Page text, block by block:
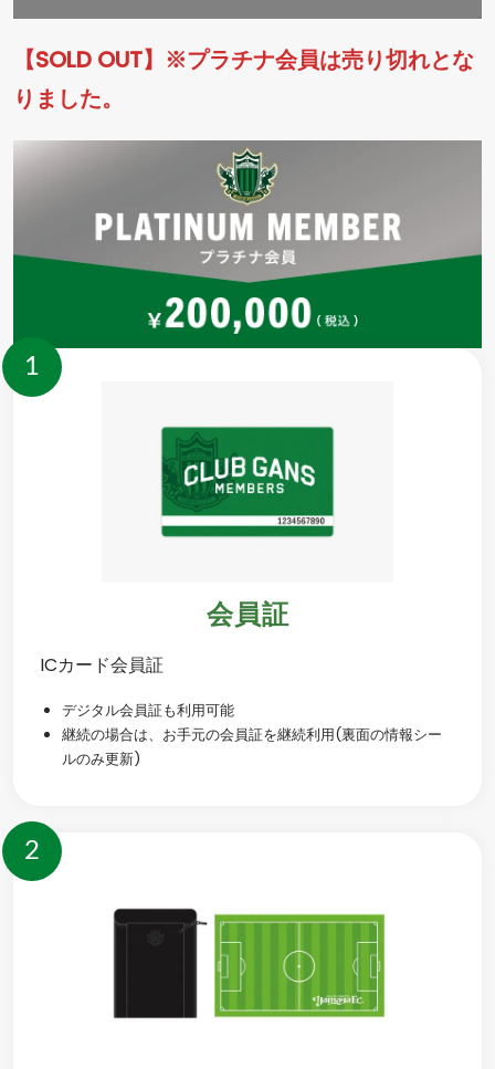
【SOLD OUT】※プラチナ会員は売り切れとな
りました。
1
会員証
ICカード会員証
デジタル会員証も利用可能
継続の場合は、お手元の会員証を継続利用(裏面の情報シー
ルのみ更新)
2